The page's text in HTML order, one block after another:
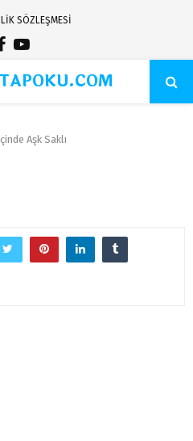
SÖZLEŞMESİ
Facebook
Youtube
Aşk Saklı